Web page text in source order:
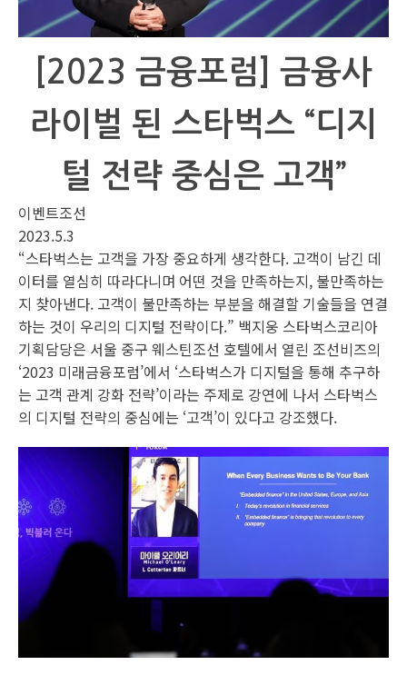
[2023 금융포럼] 금융사
라이벌 된 스타벅스 “디지
털 전략 중심은 고객”
이벤트조선
2023.5.3
“스타벅스는 고객을 가장 중요하게 생각한다. 고객이 남긴 데
이터를 열심히 따라다니며 어떤 것을 만족하는지, 불만족하는
지 찾아낸다. 고객이 불만족하는 부분을 해결할 기술들을 연결
하는 것이 우리의 디지털 전략이다.” 백지웅 스타벅스코리아
기획담당은 서울 중구 웨스틴조선 호텔에서 열린 조선비즈의
‘2023 미래금융포럼’에서 ‘스타벅스가 디지털을 통해 추구하
는 고객 관계 강화 전략’이라는 주제로 강연에 나서 스타벅스
의 디지털 전략의 중심에는 ‘고객’이 있다고 강조했다.